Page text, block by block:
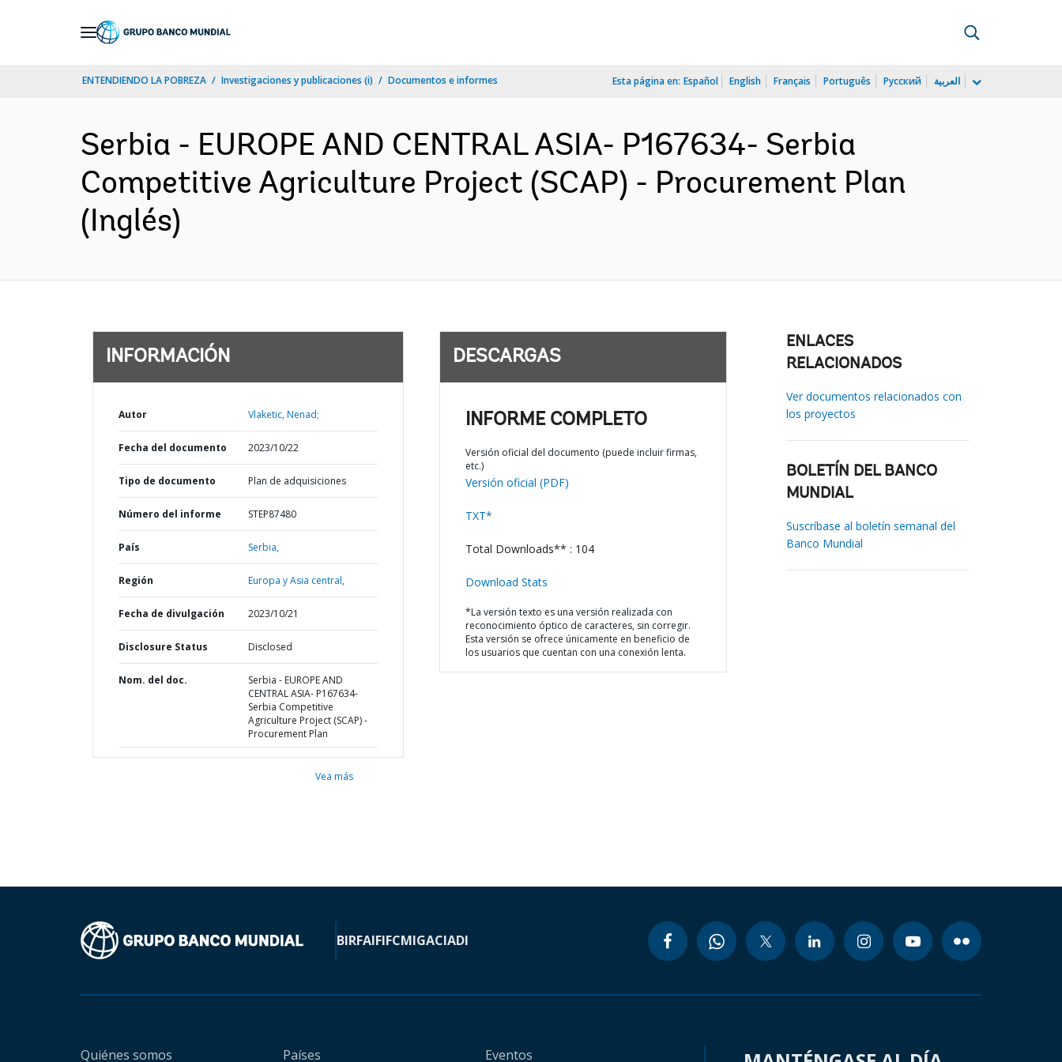
ENTENDIENDO LA POBREZA Investigaciones y publicaciones (i) Documentos e informes Esta página en: Español English Français Português Русский العربية
Serbia - EUROPE AND CENTRAL ASIA- P167634- Serbia
Competitive Agriculture Project (SCAP) - Procurement Plan
(Inglés)
INFORMACIÓN
Autor Vlaketic, Nenad;
Fecha del documento 2023/10/22
Tipo de documento Plan de adquisiciones
Número del informe STEP87480
País Serbia,
Región Europa y Asia central,
Fecha de divulgación 2023/10/21
Disclosure Status Disclosed
Nom. del doc.
Serbia - EUROPE AND
CENTRAL ASIA- P167634-
Serbia Competitive
Agriculture Project (SCAP) -
Procurement Plan
Vea más
DESCARGAS
INFORME COMPLETO
Versión oficial del documento (puede incluir firmas,
etc.)
Versión oficial (PDF)
TXT*
Total Downloads** : 104
Download Stats
*La versión texto es una versión realizada con
reconocimiento óptico de caracteres, sin corregir.
Esta versión se ofrece únicamente en beneficio de
los usuarios que cuentan con una conexión lenta.
ENLACES
RELACIONADOS
Ver documentos relacionados con
los proyectos
BOLETÍN DEL BANCO
MUNDIAL
Suscríbase al boletín semanal del
Banco Mundial
BIRFAIFIFCMIGACIADI
Quiénes somos Países Eventos